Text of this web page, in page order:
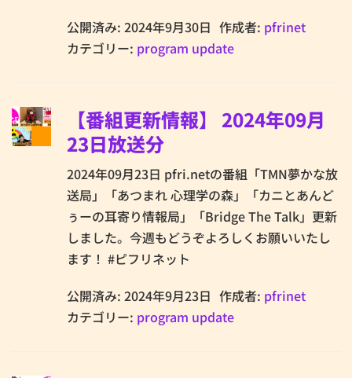
公開済み: 2024年9月30日 作成者: pfrinet
カテゴリー: program update
【番組更新情報】 2024年09月
23日放送分
2024年09月23日 pfri.netの番組「TMN夢かな放
送局」「あつまれ 心理学の森」「カニとあんど
ぅーの耳寄り情報局」「Bridge The Talk」更新
しました。今週もどうぞよろしくお願いいたし
ます！ #ピフリネット
公開済み: 2024年9月23日 作成者: pfrinet
カテゴリー: program update